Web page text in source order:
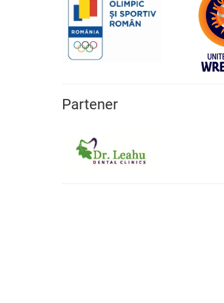
Partener